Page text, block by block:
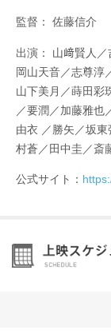
監督： 佐藤信介
出演： 山﨑賢人
岡山天音／志尊淳
山下美月／蒔田彩
／要潤／加藤雅也
由衣 ／勝矢／坂
村蒼／田中圭／斎
公式サイト：